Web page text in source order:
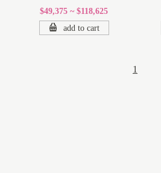
$49,375 ~ $118,625
add to cart
1